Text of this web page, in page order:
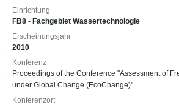
Einrichtung
FB8 - Fachgebiet Wassertechnologie
Erscheinungsjahr
2010
Konferenz
Proceedings of the Conference "Assessment of
under Global Change (EcoChange)"
Konferenzort